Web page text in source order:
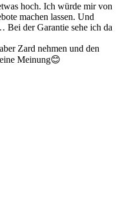
hoch. Ich würde mir von
machen lassen. Und
Bei der Garantie sehe ich da
Zard nehmen und den
Meinung😊